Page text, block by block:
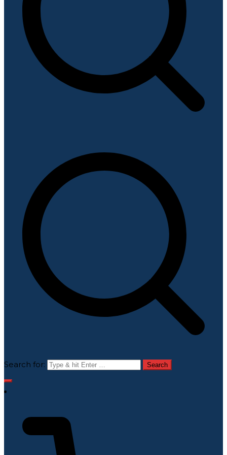
Search for: